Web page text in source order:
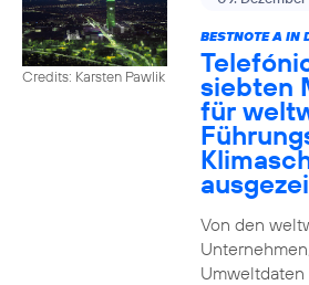
Credits: Karsten Pawlik
BESTNOTE A IN
siebten
für
Von den
Umweltdaten